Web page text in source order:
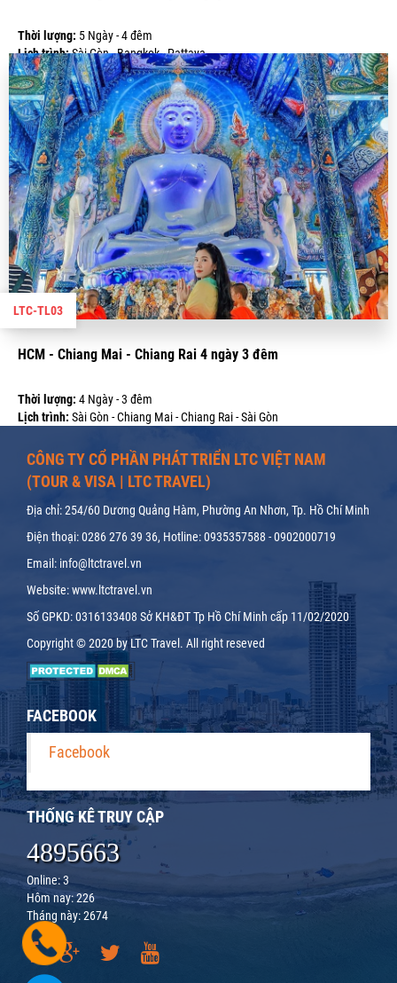
Thời lượng: 5 Ngày - 4 đêm
Lịch trình:Sài Gòn - Bangkok - Pattaya
Giá:6.200.000 VND
LTC-TL03
HCM - Chiang Mai - Chiang Rai 4 ngày 3 đêm
Thời lượng: 4 Ngày - 3 đêm
Lịch trình: Sài Gòn - Chiang Mai - Chiang Rai - Sài Gòn
CÔNG TY CỔ PHẦN PHÁT TRIỂN LTC VIỆT NAM
(TOUR & VISA | LTC TRAVEL)
Địa chỉ: 254/60 Dương Quảng Hàm, Phường An Nhơn, Tp. Hồ Chí Minh
Điện thoại: 0286 276 39 36, Hotline: 0935357588 - 0902000719
Email: info@ltctravel.vn
Website: www.ltctravel.vn
Số GPKD: 0316133408 Sở KH&ĐT Tp Hồ Chí Minh cấp 11/02/2020
Copyright © 2020 by LTC Travel. All right reseved
FACEBOOK
Facebook
THỐNG KÊ TRUY CẬP
4895663
Online: 3
Hôm nay: 226
Tháng này: 2674